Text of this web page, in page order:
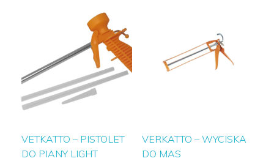
VETKATTO – PISTOLET
DO PIANY LIGHT
VERKATTO – WYCISKA
DO MAS